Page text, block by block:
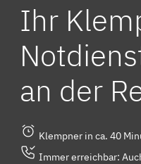
Ihr
an der
Klempner in ca. 40
Immer erreichbar: